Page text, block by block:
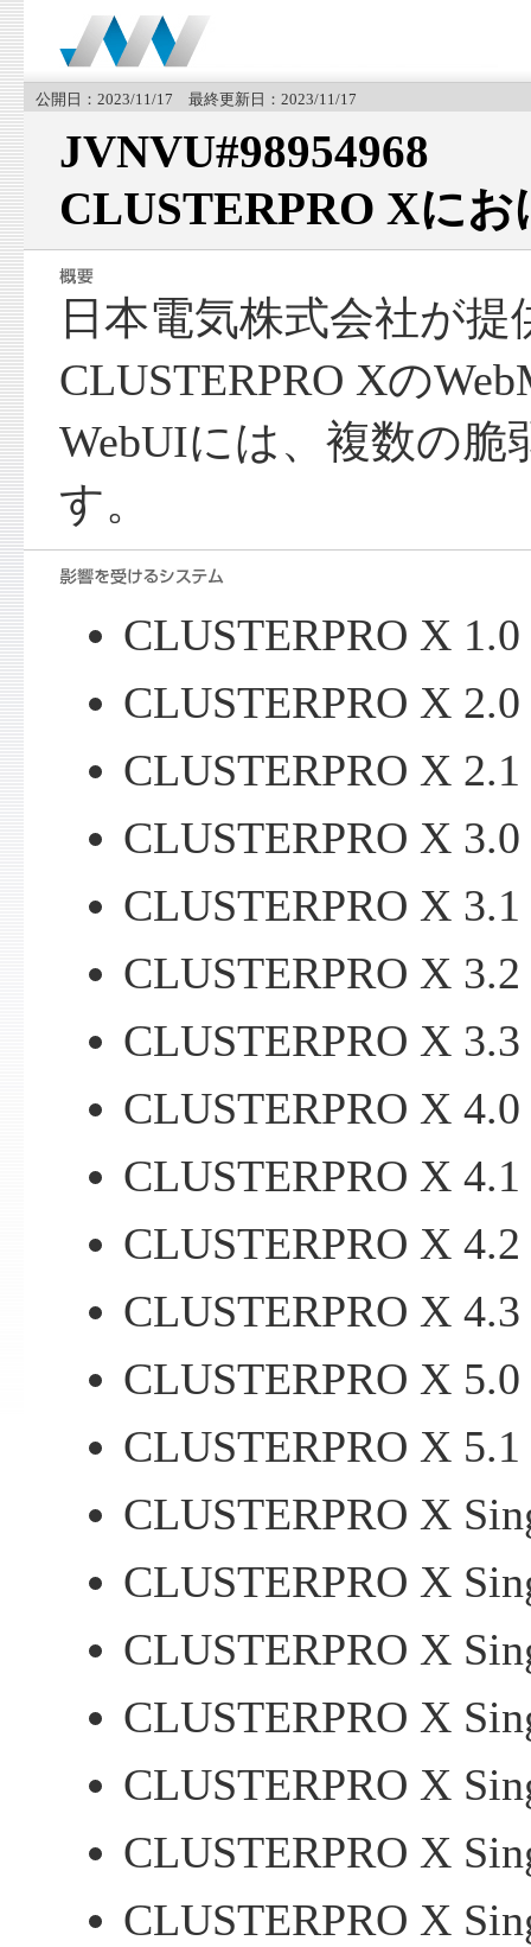
公開日：2023/11/17 最終更新日：2023/11/17
JVNVU#98954968
CLUSTERPRO Xに
日本電気株式会社が提
CLUSTERPRO Xの
WebUIには、複数の脆
す。
CLUSTERPRO X 1.0
CLUSTERPRO X 2.0
CLUSTERPRO X 2.1
CLUSTERPRO X 3.0
CLUSTERPRO X 3.1
CLUSTERPRO X 3.2
CLUSTERPRO X 3.3
CLUSTERPRO X 4.0
CLUSTERPRO X 4.1
CLUSTERPRO X 4.2
CLUSTERPRO X 4.3
CLUSTERPRO X 5.0
CLUSTERPRO X 5.1
CLUSTERPRO X
CLUSTERPRO X
CLUSTERPRO X
CLUSTERPRO X
CLUSTERPRO X
CLUSTERPRO X
CLUSTERPRO X